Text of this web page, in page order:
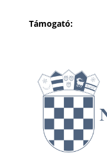
Támogató: